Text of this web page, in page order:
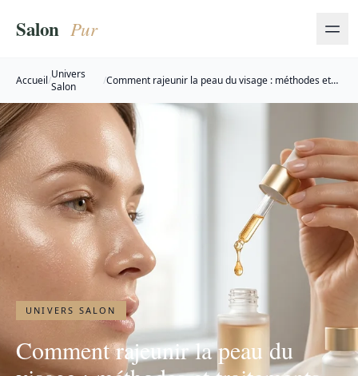
Accueil/Univers
Salon
/Comment rajeunir la peau du visage : méthodes et
UNIVERS SALON
Comment rajeunir la peau du